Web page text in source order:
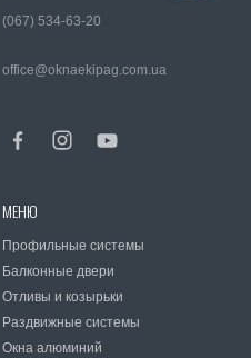
МЕНЮ
Профильные системы
Балконные двери
Отливы и козырьки
Раздвижные системы
Окна алюминий
(067) 534-63-20
office@oknaekipag.com.ua